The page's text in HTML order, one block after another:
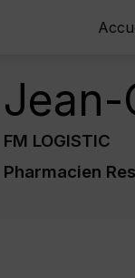
Jean-
FM LOGISTIC
Pharmacien